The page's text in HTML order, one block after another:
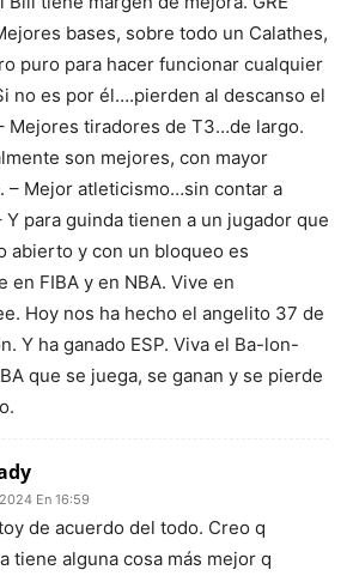
bases, sobre todo un Calathes,
puro para hacer funcionar cualquier
no es por él….pierden al descanso el
Mejores tiradores de T3…de largo.
son mejores, con mayor
– Mejor atleticismo…sin contar a
Y para guinda tienen a un jugador que
abierto y con un bloqueo es
en FIBA y en NBA. Vive en
Hoy nos ha hecho el angelito 37 de
Y ha ganado ESP. Viva el Ba-lon-
que se juega, se ganan y se pierde
En 16:59
de acuerdo del todo. Creo q
tiene alguna cosa más mejor q